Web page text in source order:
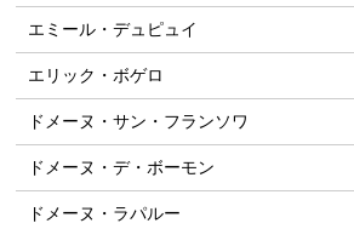
エミール・デュピュイ
エリック・ボゲロ
ドメーヌ・サン・フランソワ
ドメーヌ・デ・ボーモン
ドメーヌ・ラパルー